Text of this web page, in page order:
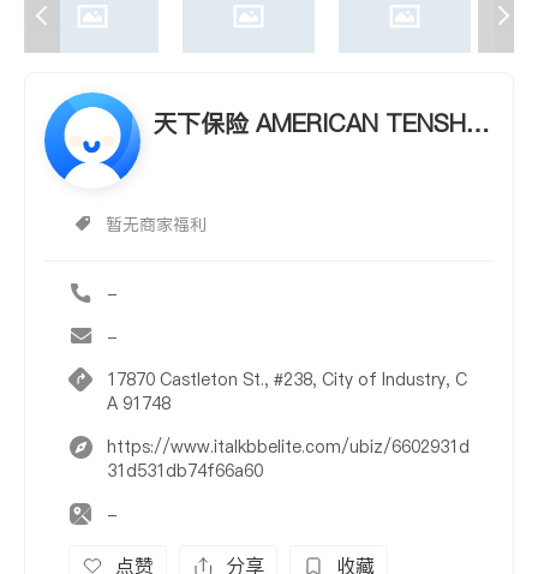
天下保险 AMERICAN TENSHA
暂无商家福利
-
-
17870 Castleton St., #238, City of Industry, C
A 91748
https://www.italkbbelite.com/ubiz/6602931d
31d531db74f66a60
-
点赞 分享 收藏